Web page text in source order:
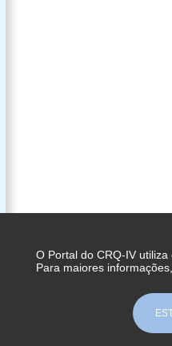
O Portal do CRQ-IV
Para maiores